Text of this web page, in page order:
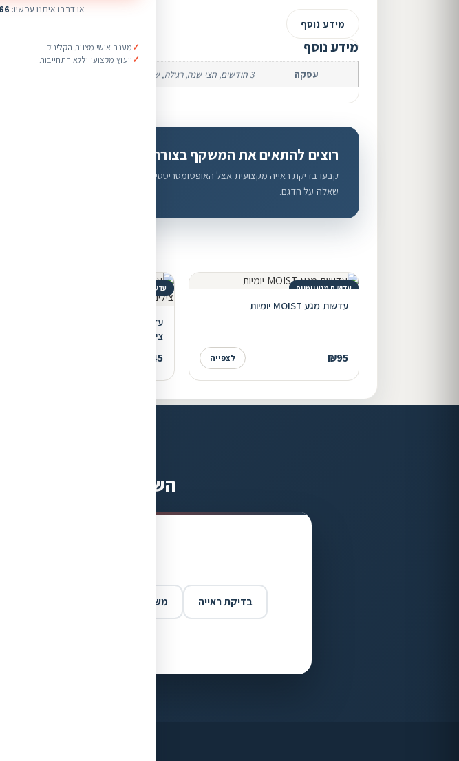
מידע נוסף
מידע נוסף
עסקה 3 חודשים, חצי שנה, רגילה, שנתית
רוצים להתאים את המשקף בצורה מושלמת?
קבעו בדיקת ראייה מקצועית אצל האופטומטריסטים שלנו, או דברו איתנו בוואטסאפ לכל
שאלה על הדגם.
עדשות מגע יומיות
עדשות מגע MOIST יומיות
₪95 לצפייה
עדשות מגע יומיות
צילינדר
₪145
השאירו פרטים —
בדיקת ראייה משקפי ראייה
או דברו איתנו עכשיו:
✓מענה אישי מצוות הקליניק
✓ייעוץ מקצועי וללא התחייבות